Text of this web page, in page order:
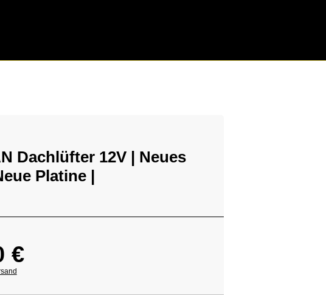
Dachlüfter 12V | Neues
Platine |
€